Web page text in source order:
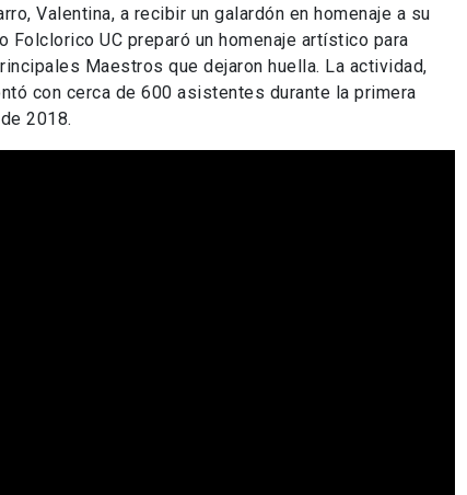
Valentina, a recibir un galardón en homenaje a su
Folclorico UC preparó un homenaje artístico para
Maestros que dejaron huella. La actividad,
con cerca de 600 asistentes durante la primera
2018.